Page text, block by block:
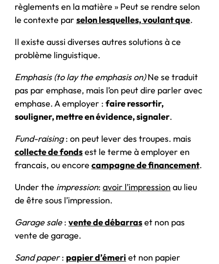
règlements en la matière » Peut se rendre selon
le contexte par selon lesquelles, voulant que.
Il existe aussi diverses autres solutions à ce
problème linguistique.
Emphasis (to lay the emphasis on)Ne se traduit
pas par emphase, mais l’on peut dire parler avec
emphase. A employer : faire ressortir,
souligner, mettre en évidence, signaler.
Fund-raising: on peut lever des troupes. mais
collecte de fondsest le terme à employer en
francais, ou encore campagne de financement.
Under the impression: avoir l’impression au lieu
de être sous l’impression.
Garage sale: vente de débarraset non pas
vente de garage.
Sand paper: papier d’émeri et non papier